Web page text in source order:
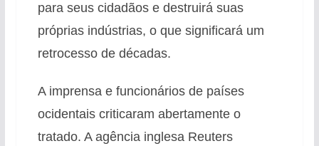
para seus cidadãos e destruirá suas
próprias indústrias, o que significará um
retrocesso de décadas.
A imprensa e funcionários de países
ocidentais criticaram abertamente o
tratado. A agência inglesa Reuters